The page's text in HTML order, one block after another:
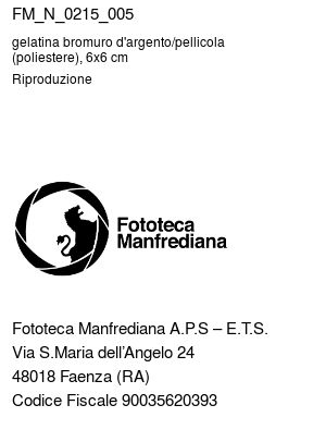
FM_N_0215_005
gelatina bromuro d'argento/pellicola
(poliestere), 6x6 cm
Riproduzione
Fototeca ManfredianaA.P.S – E.T.S.
Via S.Maria dell’Angelo 24
48018 Faenza (RA)
Codice Fiscale 90035620393